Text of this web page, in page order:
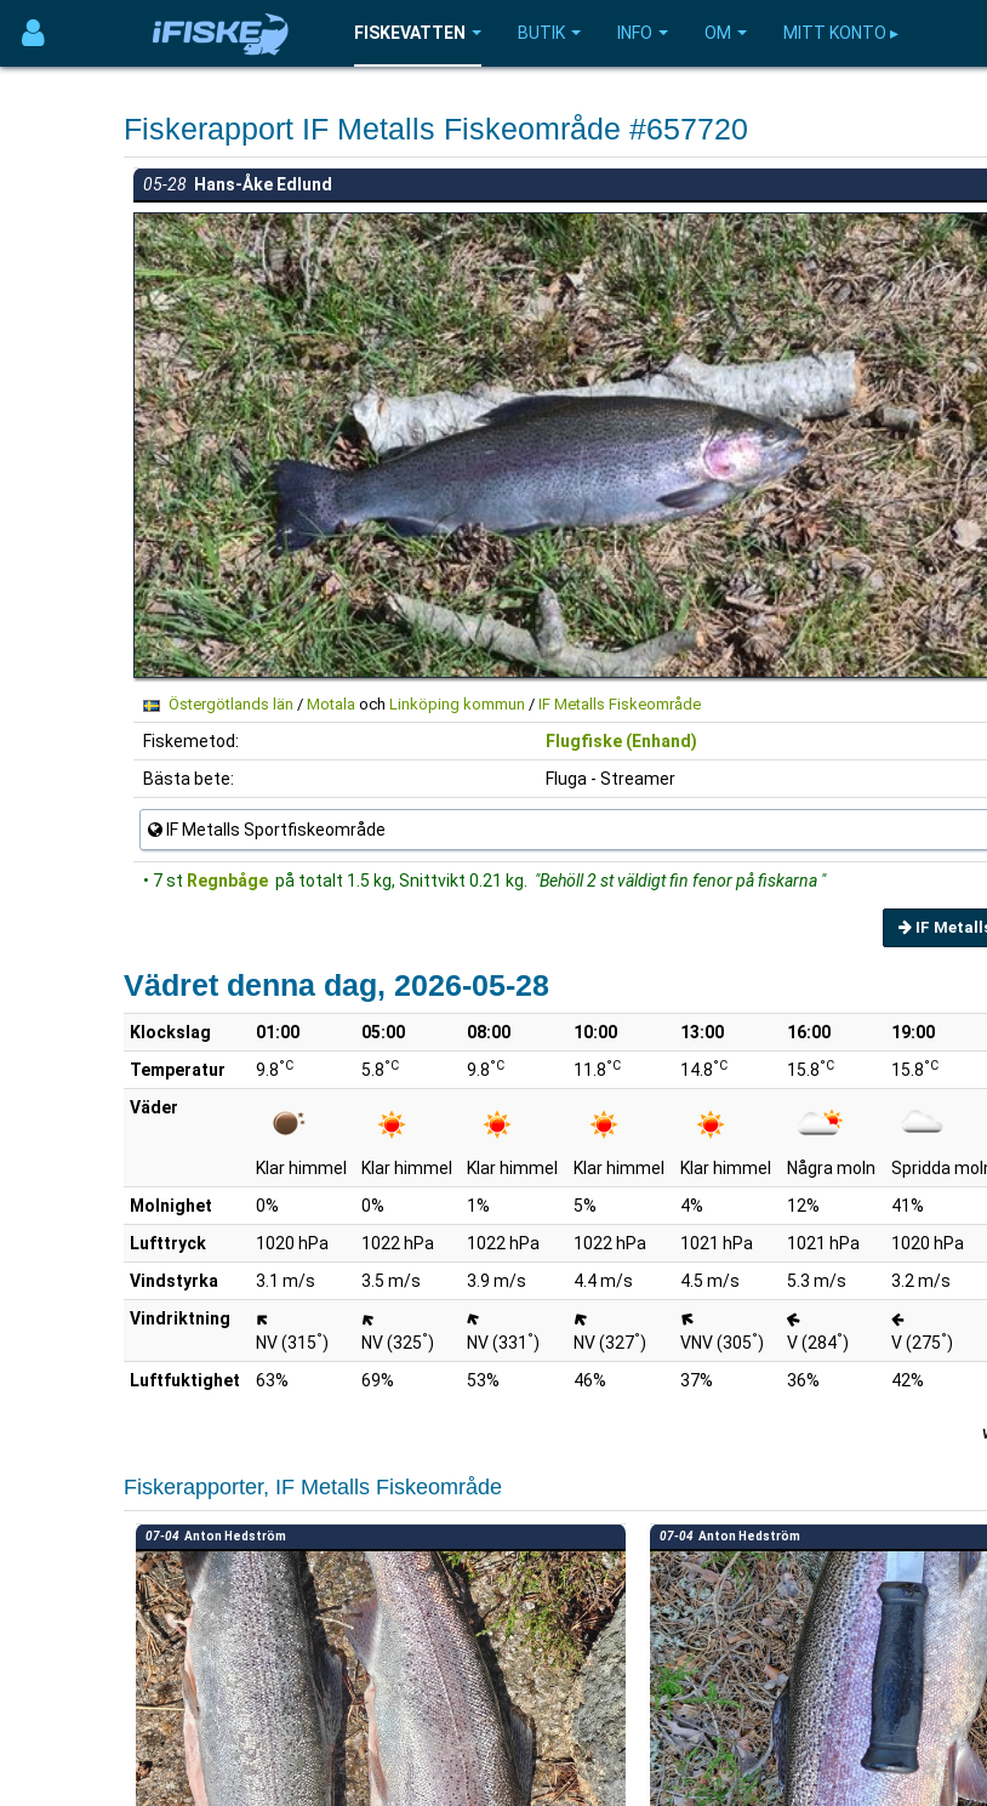
FISKEVATTEN BUTIK INFO OM MITT KONTO ▸
Fiskerapport IF Metalls Fiskeområde #657720
05-28 Hans-Åke Edlund
Östergötlands län / Motalaoch Linköping kommun / IF Metalls Fiskeområde
Fiskemetod:
Flugfiske (Enhand)
Bästa bete:
Fluga - Streamer
IF Metalls Sportfiskeområde
• 7 st Regnbåge på totalt 1.5 kg, Snittvikt 0.21 kg. "Behöll 2 st väldigt fin fenor på fiskarna "
IF
Vädret denna dag, 2026-05-28
Klockslag 01:00 05:00 08:00 10:00 13:00 16:00 19:00
Temperatur
9.8°C 5.8°C 9.8°C 11.8°C 14.8°C 15.8°C 15.8°C
Väder
Klar himmel Klar himmel Klar himmel Klar himmel Klar himmel Några moln Spridda
Molnighet
0% 0% 1% 5% 4% 12% 41%
Lufttryck
1020 hPa 1022 hPa 1022 hPa 1022 hPa 1021 hPa 1021 hPa 1020 hPa
Vindstyrka
3.1 m/s 3.5 m/s 3.9 m/s 4.4 m/s 4.5 m/s 5.3 m/s 3.2 m/s
Vindriktning
NV (315°) NV (325°) NV (331 °) NV (327°) VNV (305°) V (284°) V (275°)
Luftfuktighet
63% 69% 53% 46% 37% 36% 42%
Fiskerapporter, IF Metalls Fiskeområde
07-04 Anton Hedström 07-04 Anton Hedström